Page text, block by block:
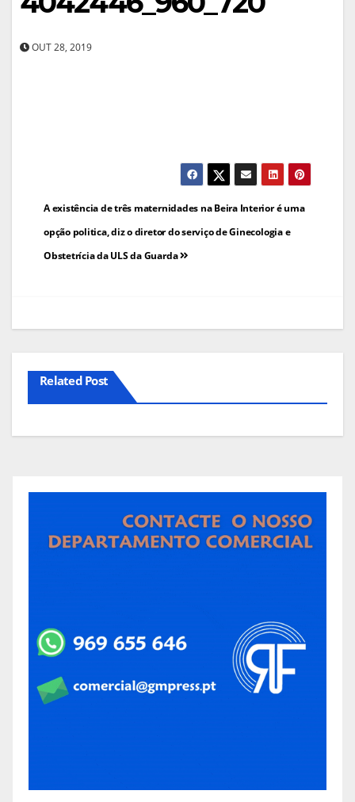
OUT 28, 2019
Navegação
de
artigos
A existência de três maternidades na Beira Interior é uma
opção politica, diz o diretor do serviço de Ginecologia e
Obstetrícia da ULS da Guarda
Related Post